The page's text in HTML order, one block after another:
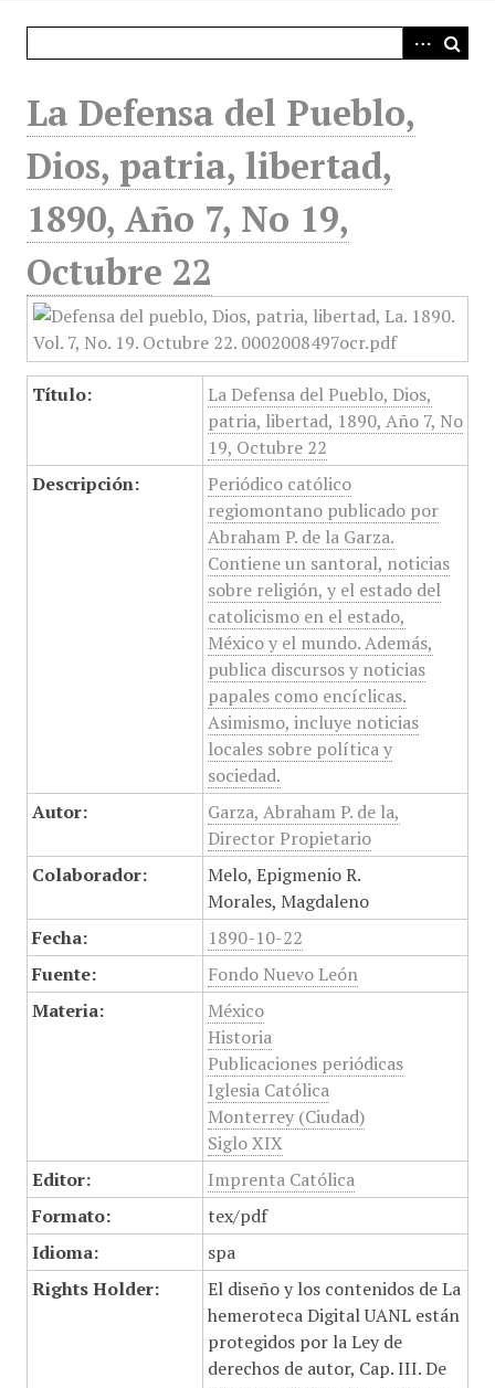
La Defensa del Pueblo,
Dios, patria, libertad,
1890, Año 7, No 19,
Octubre 22
Título:
La Defensa del Pueblo, Dios,
patria, libertad, 1890, Año 7, No
19, Octubre 22
Descripción:
Periódico católico
regiomontano publicado por
Abraham P. de la Garza.
Contiene un santoral, noticias
sobre religión, y el estado del
catolicismo en el estado,
México y el mundo. Además,
publica discursos y noticias
papales como encíclicas.
Asimismo, incluye noticias
locales sobre política y
sociedad.
Autor:
Garza, Abraham P. de la,
Director Propietario
Colaborador:
Melo, Epigmenio R.
Morales, Magdaleno
Fecha:
1890-10-22
Fuente:
Fondo Nuevo León
Materia:
México
Historia
Publicaciones periódicas
Iglesia Católica
Monterrey (Ciudad)
Siglo XIX
Editor:
Imprenta Católica
Formato:
tex/pdf
Idioma:
spa
Rights Holder:
El diseño y los contenidos de La
hemeroteca Digital UANL están
protegidos por la Ley de
derechos de autor, Cap. III. De